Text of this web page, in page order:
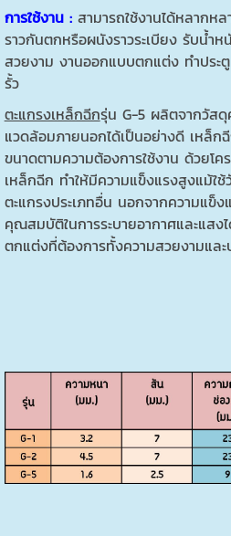
การใช้งาน :สามารถใช้งานได้หลากห
ราวกันตกหรือผนังราวระเบียง รับน้ำห
สวยงาม งานออกแบบตกแต่ง ทำประ
รั้ว
ตะแกรงเหล็กฉีกรุ่น G-5 ผลิตจากวัส
แวดล้อมภายนอกได้เป็นอย่างดี เหล็ก
ขนาดตามความต้องการใช้งาน ด้วยโค
เหล็กฉีก ทำให้มีความแข็งแรงสูงแม้ใ
ตะแกรงประเภทอื่น นอกจากความแข็
คุณสมบัติในการระบายอากาศและแสง
ตกแต่งที่ต้องการทั้งความสวยงามและ